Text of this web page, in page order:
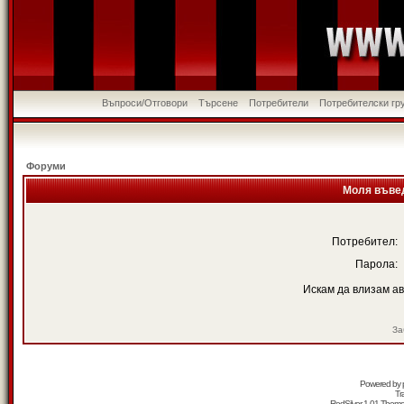
Въпроси/Отговори Търсене Потребители Потребителски
Форуми
Моля
Потребител:
Парола:
Искам да влизам
Powered by